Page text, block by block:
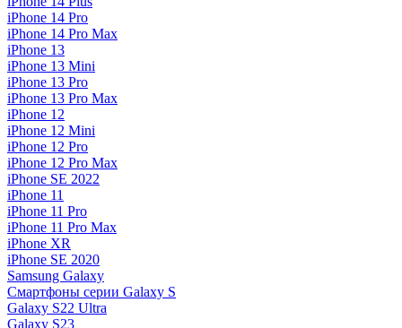
iPhone 14 Pro
iPhone 14 Pro Max
iPhone 13
iPhone 13 Mini
iPhone 13 Pro
iPhone 13 Pro Max
iPhone 12
iPhone 12 Mini
iPhone 12 Pro
iPhone 12 Pro Max
iPhone SE 2022
iPhone 11
iPhone 11 Pro
iPhone 11 Pro Max
iPhone XR
iPhone SE 2020
Samsung Galaxy
Смартфоны серии Galaxy S
Galaxy S22 Ultra
Galaxy S23